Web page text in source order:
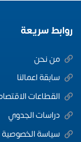
روابط سريعة
من نحن
سابقة اعمالنا
القطاعات
دراسات الجدوي
سياسة الخصوصية